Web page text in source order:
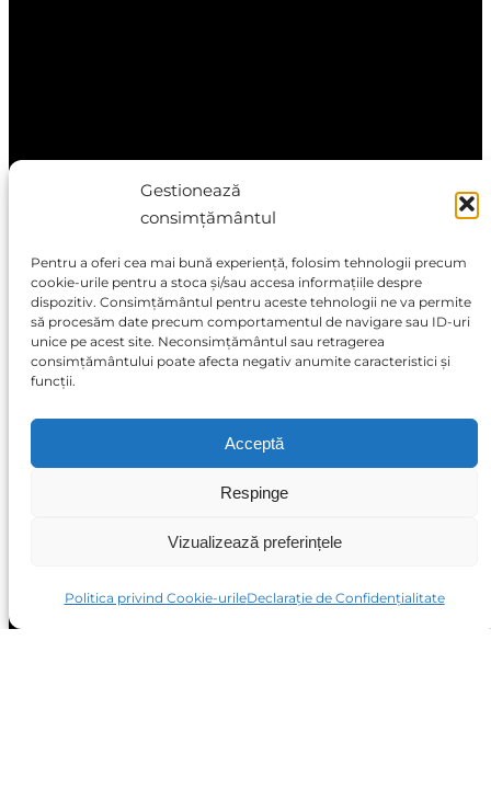
Gestionează
consimțământul
Pentru a oferi cea mai bună experiență, folosim tehnologii precum
cookie-urile pentru a stoca și/sau accesa informațiile despre
dispozitiv. Consimțământul pentru aceste tehnologii ne va permite
să procesăm date precum comportamentul de navigare sau ID-uri
unice pe acest site. Neconsimțământul sau retragerea
consimțământului poate afecta negativ anumite caracteristici și
funcții.
Acceptă
Respinge
Vizualizează preferințele
Politica privind Cookie-urileDeclarație de Confidențialitate